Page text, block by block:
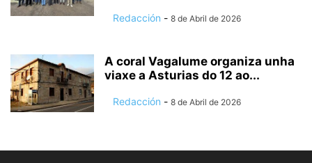
Redacción - 8 de Abril de 2026
A coral Vagalume organiza unha
viaxe a Asturias do 12 ao...
Redacción - 8 de Abril de 2026